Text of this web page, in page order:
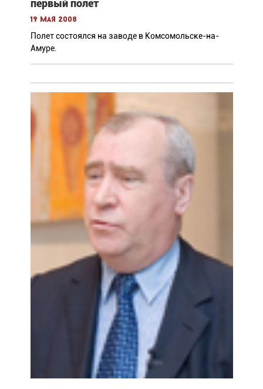
первый полет
19 мая 2008
Полет состоялся на заводе в Комсомольске-на-
Амуре.